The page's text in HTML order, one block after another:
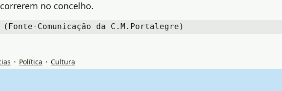
no concelho.
(Fonte-Comunicação da C.M.Portalegre)
Política Cultura